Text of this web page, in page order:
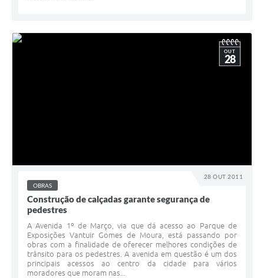
28 OUT 2011
OUT
28
OBRAS
Construção de calçadas garante segurança de
pedestres
A Avenida 1º de Março, via que dá acesso ao Parque de
Exposições Vantuir Gomes de Moura, está passando por
obras com a finalidade de oferecer melhores condições de
trânsito para os pedestres. A avenida em questão é um dos
principais acessos ao centro da cidade para vários
moradores que moram nas...